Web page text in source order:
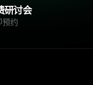
研讨会
预约